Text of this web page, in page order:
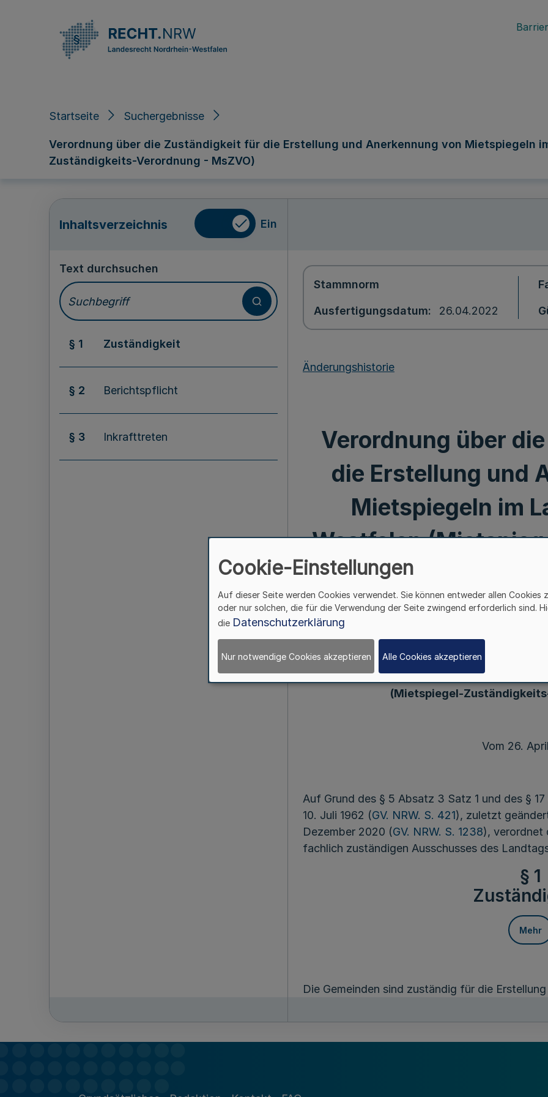
Startseite Suchergebnisse
Verordnung über die Zuständigkeit für die Erstellung und Anerkennung von Mietspiegeln
Zuständigkeits-Verordnung - MsZVO)
Inhaltsverzeichnis Ein
Text durchsuchen
§ 1 Zuständigkeit
§ 2 Berichtspflicht
§ 3 Inkrafttreten
Stammnorm
Ausfertigungsdatum 26.04.2022
Änderungshistorie
Verordnung über
die Erstellung und
Mietspiegeln im
Westfalen
Verordnung
Mehr
über die Zuständigkeit für die
von Mietspiegeln im Land
(Mietspiegel-
Vom 26.
Auf Grund des § 5 Absatz 3 Satz 1 und des §
10. Juli 1962 (GV. NRW. S. 421), zuletzt
Dezember 2020 (GV. NRW. S. 1238), verordnet
fachlich zuständigen Ausschusses des
§ 1
Mehr
Die Gemeinden sind zuständig für die
Bürgerlichen Gesetzbuches. Die Gemeinden
Cookie-Einstellungen
Auf dieser Seite werden Cookies verwendet. Sie können entweder allen Cookies
oder nur solchen, die für die Verwendung der Seite zwingend erforderlich sind.
die Datenschutzerklärung
Nur notwendige Cookies akzeptieren Alle Cookies akzeptieren